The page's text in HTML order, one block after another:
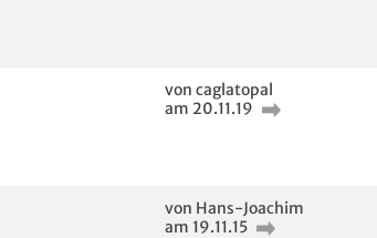
von caglatopal
am 20.11.19
von Hans-Joachim
am 19.11.15